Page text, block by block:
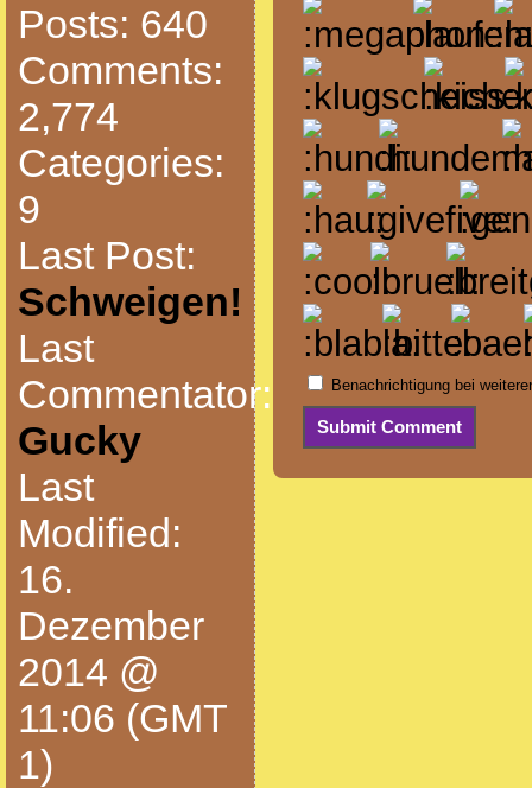
Posts: 640
Comments:
2,774
Categories:
9
Last Post:
Schweigen!
Last
Commentator:
Gucky
Last
Modified:
16.
Dezember
2014 @
11:06 (GMT
1)
Benachrichtigung bei